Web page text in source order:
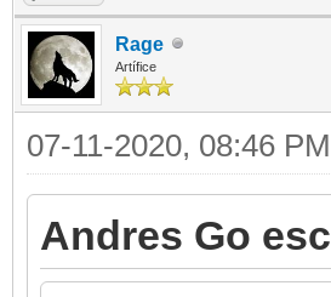
Rage
Artífice
07-11-2020, 08:46 PM
Andres Go